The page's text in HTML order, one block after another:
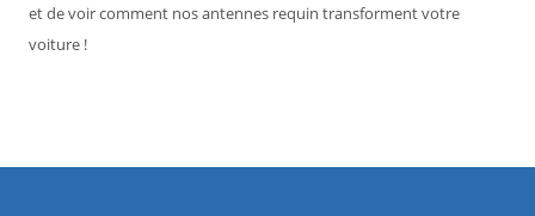
et de voir comment nos antennes requin transforment votre
voiture !